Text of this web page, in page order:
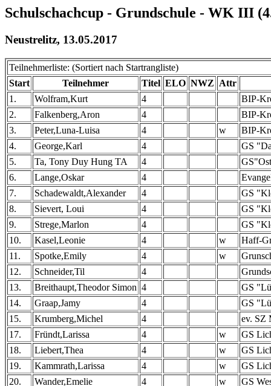
Schulschachcup - Grundschule - WK III
Neustrelitz, 13.05.2017
Teilnehmerliste: (Sortiert nach Startrangliste)
Start
Teilnehmer Titel ELO NWZ Attr
1.
Wolfram,Kurt 4
BIP-
2.
Falkenberg,Aron 4
BIP-
3.
Peter,Luna-Luisa 4 w
BIP-
4.
George,Karl 4
GS
5.
Ta, Tony Duy Hung TA 4
6.
Lange,Oskar 4
7.
Schadewaldt,Alexander 4
GS
8.
Sievert, Loui 4
GS
9.
Strege,Marlon 4
GS
10.
Kasel,Leonie 4 w
Haff-
11.
Spotke,Emily 4 w
12.
Schneider,Til 4
13.
Breithaupt,Theodor Simon 4
GS
14.
Graap,Jamy 4
GS
15.
Krumberg,Michel 4
ev. SZ
17.
Fründt,Larissa 4 w
GS
18.
Liebert,Thea 4 w
GS
19.
Kammrath,Larissa 4 w
GS
20.
Wander,Emelie 4 w
GS